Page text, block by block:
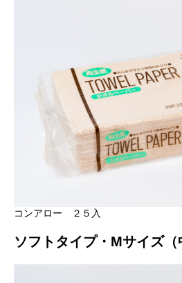
コンアロー ２５入
ソフトタイプ・Mサイズ（